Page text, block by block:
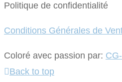
Politique de confidentialité
Conditions Générales de
Coloré avec passion par:
Back to top